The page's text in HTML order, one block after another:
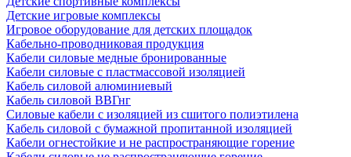
Детские игровые комплексы
Игровое оборудование для детских площадок
Кабельно-проводниковая продукция
Кабели силовые медные бронированные
Кабели силовые с пластмассовой изоляцией
Кабель силовой алюминиевый
Кабель силовой ВВГнг
Силовые кабели с изоляцией из сшитого полиэтилена
Кабель силовой с бумажной пропитанной изоляцией
Кабели огнестойкие и не распространяющие горение